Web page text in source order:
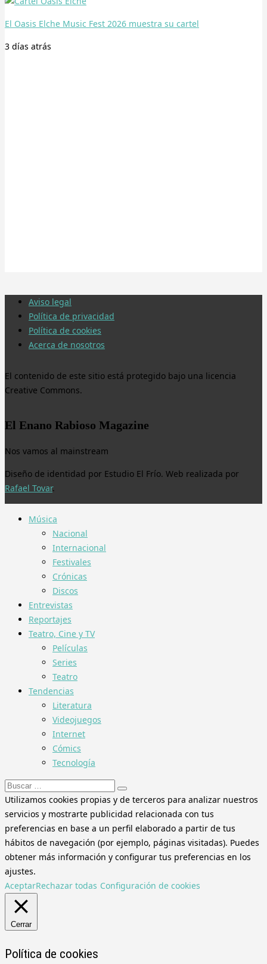
El Oasis Elche Music Fest 2026 muestra su cartel
3 días atrás
Aviso legal
Política de privacidad
Política de cookies
Acerca de nosotros
El contenido de este sitio está protegido bajo una licencia
Creative Commons.
El Enano Rabioso Magazine
Nos vamos al mainstream
Diseño de identidad por Estudio El Frío. Web realizada por
Rafael Tovar.
Música
Nacional
Internacional
Festivales
Crónicas
Discos
Entrevistas
Reportajes
Teatro, Cine y TV
Películas
Series
Teatro
Tendencias
Literatura
Videojuegos
Internet
Cómics
Tecnología
Buscar:
Utilizamos cookies propias y de terceros para analizar nuestros
servicios y mostrarte publicidad relacionada con tus
preferencias en base a un perfil elaborado a partir de tus
hábitos de navegación (por ejemplo, páginas visitadas). Puedes
obtener más información y configurar tus preferencias en los
ajustes.
AceptarRechazar todas Configuración de cookies
Cerrar
Política de cookies